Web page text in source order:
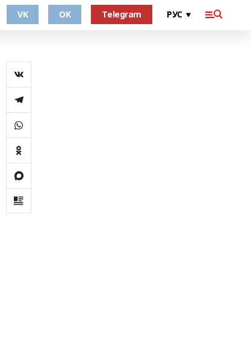
VK OK Telegram